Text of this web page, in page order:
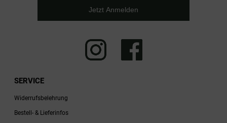
Jetzt Anmelden
SERVICE
Widerrufsbelehrung
Bestell- & Lieferinfos